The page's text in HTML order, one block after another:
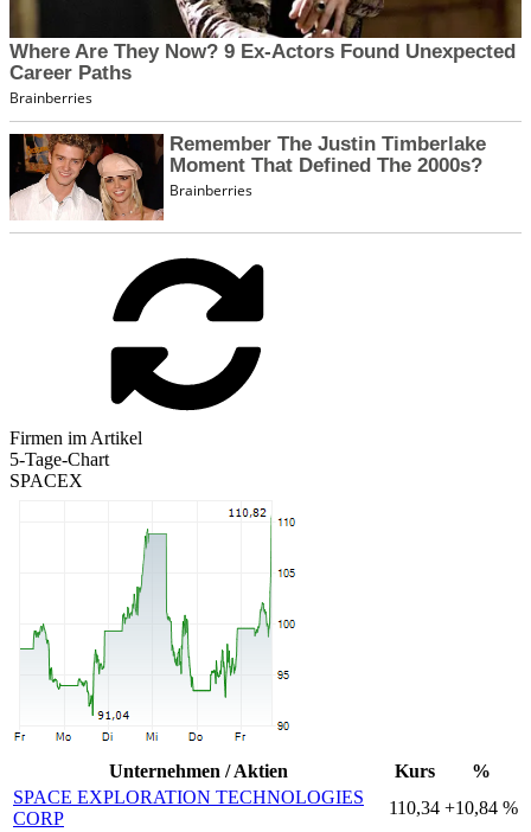
Firmen im Artikel
5-Tage-Chart
SPACEX
Unternehmen / Aktien Kurs
%
SPACE EXPLORATION TECHNOLOGIES
CORP
110,34 +10,84 %